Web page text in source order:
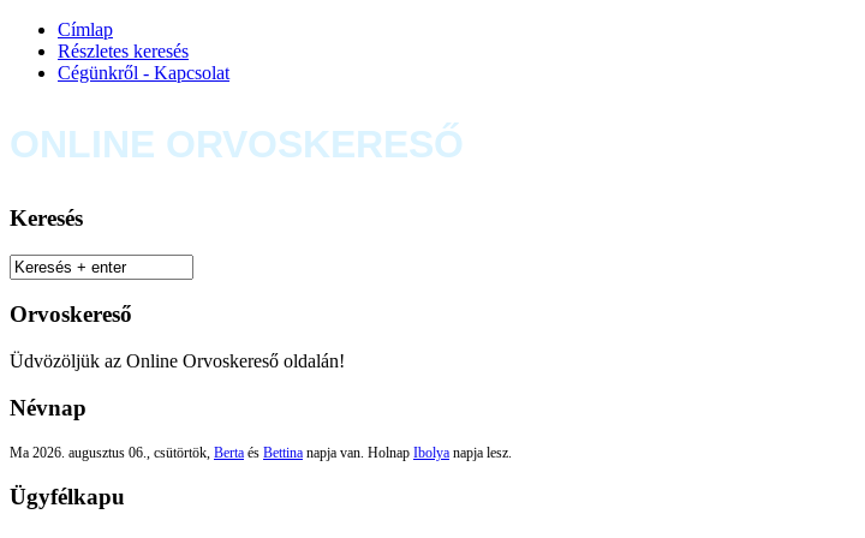
Címlap
Részletes keresés
Cégünkről - Kapcsolat
ONLINE ORVOSKERESŐ
Keresés
Orvoskereső
Üdvözöljük az Online Orvoskereső oldalán!
Névnap
Ma 2026. augusztus 06., csütörtök, Berta és Bettina napja van. Holnap Ibolya napja lesz.
Ügyfélkapu